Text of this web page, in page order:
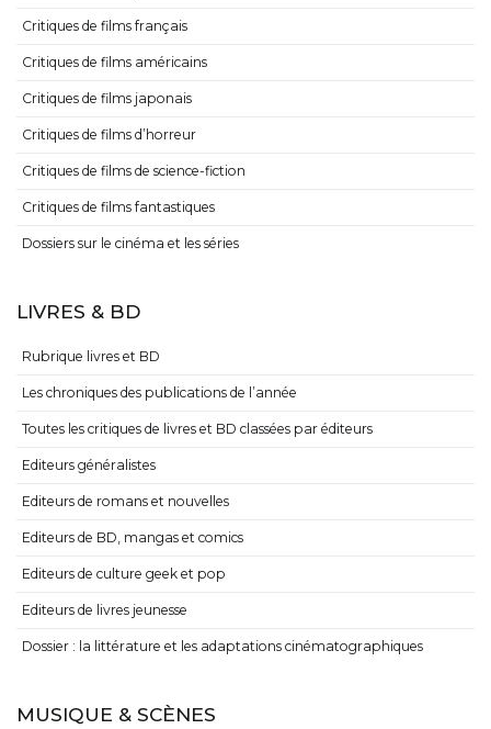
Critiques de films français
Critiques de films américains
Critiques de films japonais
Critiques de films d’horreur
Critiques de films de science-fiction
Critiques de films fantastiques
Dossiers sur le cinéma et les séries
LIVRES & BD
Rubrique livres et BD
Les chroniques des publications de l’année
Toutes les critiques de livres et BD classées par éditeurs
Editeurs généralistes
Editeurs de romans et nouvelles
Editeurs de BD, mangas et comics
Editeurs de culture geek et pop
Editeurs de livres jeunesse
Dossier : la littérature et les adaptations cinématographiques
MUSIQUE & SCÈNES